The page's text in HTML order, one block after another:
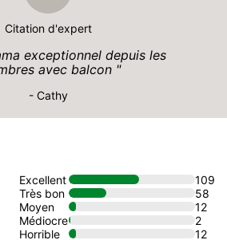
Citation d'expert
exceptionnel depuis les
avec balcon
- Cathy
Excellent
109
Très bon
58
Moyen
12
Médiocre
2
Horrible
12